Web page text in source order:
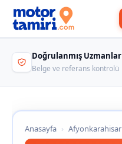
Doğrulanmış Uzmanlar
Belge ve referans kontrolü
Anasayfa › Afyonkarahisar